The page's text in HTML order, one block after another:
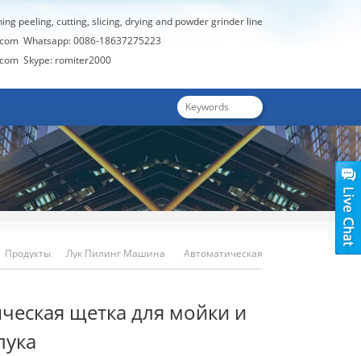
peeling, cutting, slicing, drying and powder grinder line
Whatsapp: 0086-18637275223
Skype: romiter2000
Продукты Лук Пилинг Машина Автоматическая
щетка для мойки и